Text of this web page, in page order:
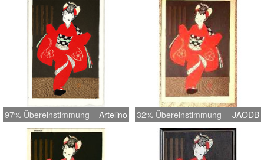
97% Übereinstimmung Artelino 32% Übereinstimmung JAODB